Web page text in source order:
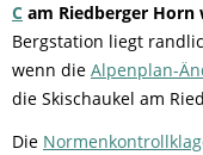
C am Riedberger Horn
Bergstation liegt
wenn die Alpenplan-
die Skischaukel am
Die